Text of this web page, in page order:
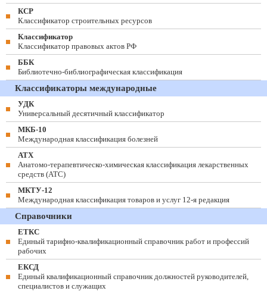
КСР
Классификатор строительных ресурсов
Классификатор
Классификатор правовых актов РФ
ББК
Библиотечно-библиографическая классификация
Классификаторы международные
УДК
Универсальный десятичный классификатор
МКБ-10
Международная классификация болезней
АТХ
Анатомо-терапевтическо-химическая классификация лекарственных
средств (ATC)
МКТУ-12
Международная классификация товаров и услуг 12-я редакция
Справочники
ЕТКС
Единый тарифно-квалификационный справочник работ и профессий
рабочих
ЕКСД
Единый квалификационный справочник должностей руководителей,
специалистов и служащих